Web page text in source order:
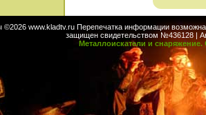
www.kladtv.ru Перепечатка информации возможна
защищен свидетельством №436128 |
Металлоискатели и